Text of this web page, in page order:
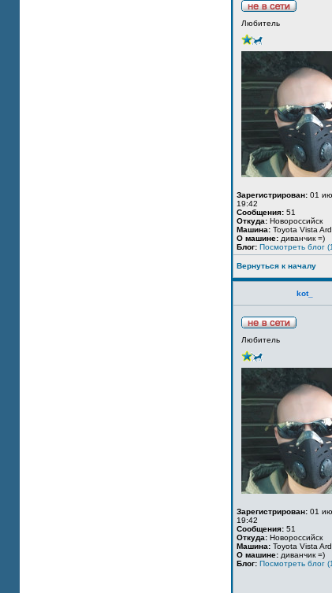
Любитель
Зарегистрирован: 01
19:42
Сообщения: 51
Откуда: Новороссийск
Машина: Toyota Vista
О машине: диванчик =)
Блог: Посмотреть блог
Вернуться к началу
kot_
Любитель
Зарегистрирован: 01
19:42
Сообщения: 51
Откуда: Новороссийск
Машина: Toyota Vista
О машине: диванчик =)
Блог: Посмотреть блог